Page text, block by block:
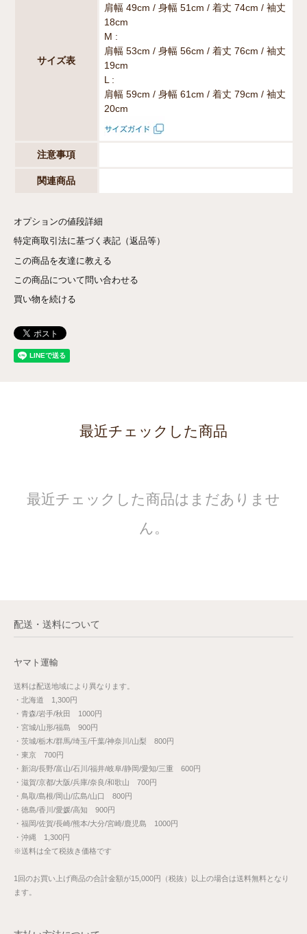
サイズ表
肩幅 49cm / 身幅 51cm / 着丈 74cm / 袖丈
18cm
M :
肩幅 53cm / 身幅 56cm / 着丈 76cm / 袖丈
19cm
L :
肩幅 59cm / 身幅 61cm / 着丈 79cm / 袖丈
20cm
注意事項
関連商品
オプションの値段詳細
特定商取引法に基づく表記（返品等）
この商品を友達に教える
この商品について問い合わせる
買い物を続ける
最近チェックした商品
最近チェックした商品はまだありませ
ん。
配送・送料について
ヤマト運輸
送料は配送地域により異なります。
・北海道 1,300円
・青森/岩手/秋田 1000円
・宮城/山形/福島 900円
・茨城/栃木/群馬/埼玉/千葉/神奈川/山梨 800円
・東京 700円
・新潟/長野/富山/石川/福井/岐阜/静岡/愛知/三重 600円
・滋賀/京都/大阪/兵庫/奈良/和歌山 700円
・鳥取/島根/岡山/広島/山口 800円
・徳島/香川/愛媛/高知 900円
・福岡/佐賀/長崎/熊本/大分/宮崎/鹿児島 1000円
・沖縄 1,300円
※送料は全て税抜き価格です
1回のお買い上げ商品の合計金額が15,000円（税抜）以上の場合は送料無料となり
ます。